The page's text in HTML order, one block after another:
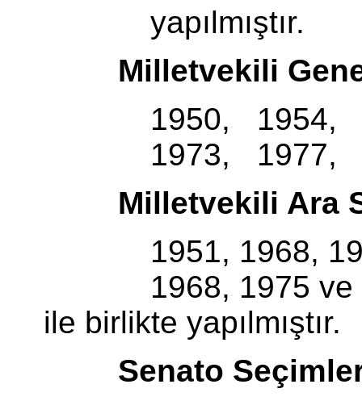
yapılmıştır.
Milletvekili
1950, 1954,
1973, 1977,
Milletvekili Ara
1951, 1968, 1975,
1968, 1975 ve
ile birlikte yapılmıştır.
Senato